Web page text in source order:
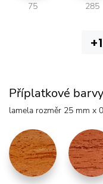
75 285
Příplatkové barvy
lamela rozměr 25 mm x